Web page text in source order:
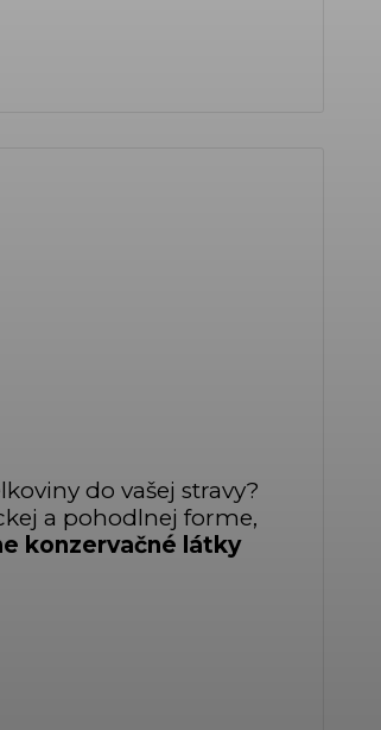
do vašej stravy?
a pohodlnej forme,
konzervačné látky